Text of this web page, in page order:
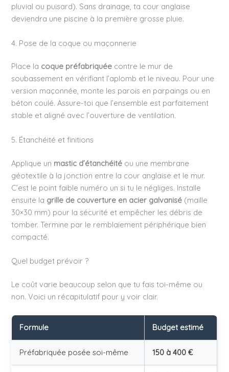
pluvial ou puisard). Sans drainage, ta cour anglaise
deviendra une piscine à la première grosse pluie.
4. Pose de la coque ou maçonnerie
Place la coque préfabriquée contre le mur de
soubassement en vérifiant l’aplomb et le niveau. Pour une
version maçonnée, monte les parois en parpaings ou en
béton coulé. Assure-toi que l’ensemble est parfaitement
stable et aligné avec l’ouverture de ventilation.
5. Étanchéité et finitions
Applique un mastic d’étanchéité ou une membrane
géotextile à la jonction entre la cour anglaise et le mur.
C’est le point faible numéro un si tu le négliges. Installe
ensuite la grille de couverture en acier galvanisé (maille
30×30 mm) pour la sécurité et empêcher les débris de
tomber. Termine par le remblaiement périphérique bien
compacté.
Quel budget prévoir ?
Le coût varie beaucoup selon que tu fais toi-même ou
non. Voici un récapitulatif pour y voir clair.
Formule Budget estimé
Préfabriquée posée soi-même 150 à 400 €